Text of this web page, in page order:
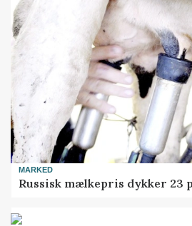
MARKED
Russisk mælkepris dykker 23